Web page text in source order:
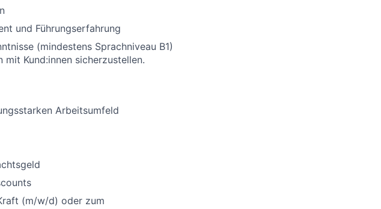
und Führungserfahrung
(mindestens Sprachniveau B1)
Kund:innen sicherzustellen.
Arbeitsumfeld
(m/w/d) oder zum